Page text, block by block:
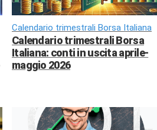
Calendario trimestrali Borsa Italiana
Calendario trimestrali Borsa
Italiana: conti in uscita aprile-
maggio 2026